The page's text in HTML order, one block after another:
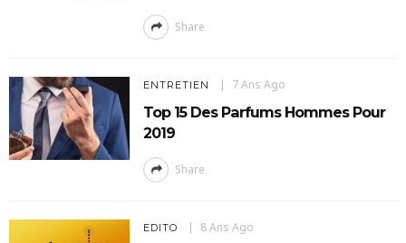
Share
ENTRETIEN 7 Ans Ago
Top 15 Des Parfums Hommes Pour
2019
Share
EDITO 8 Ans Ago